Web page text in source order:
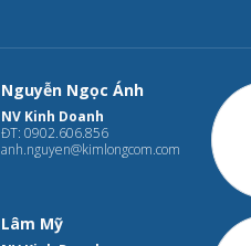
Nguyễn Ngọc Ánh
NV Kinh Doanh
ĐT: 0902.606.856
anh.nguyen@kimlongcom.com
Lâm Mỹ